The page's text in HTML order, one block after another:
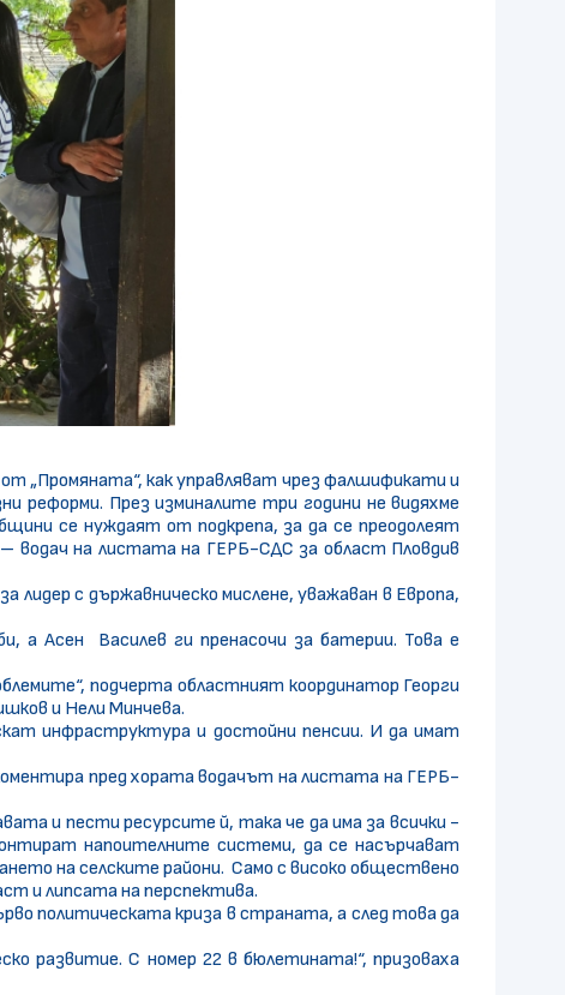
„Промяната“, как управляват чрез фалшификати и
реформи. През изминалите три години не видяхме
се нуждаят от подкрепа, за да се преодолеят
– водач на листата на ГЕРБ-СДС за област Пловдив
с държавническо мислене, уважаван в Европа,
а Асен Василев ги пренасочи за батерии. Това е
подчерта областният координатор Георги
и Нели Минчева.
инфраструктура и достойни пенсии. И да имат
пред хората водачът на листата на ГЕРБ-
и пести ресурсите й, така че да има за всички -
напоителните системи, да се насърчават
на селските райони. Само с високо обществено
и липсата на перспектива.
политическата криза в страната, а след това да
развитие. С номер 22 в бюлетината!“, призоваха